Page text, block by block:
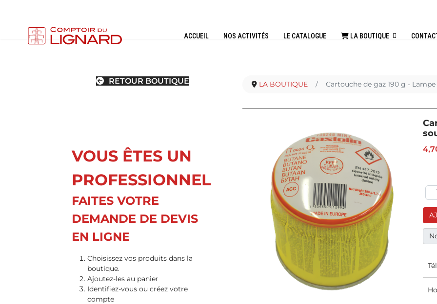
ACCUEIL NOS ACTIVITÉS LE CATALOGUE LA BOUTIQUE
RETOUR BOUTIQUE
VOUS ÊTES UN
PROFESSIONNEL
FAITES VOTRE
DEMANDE DE DEVIS
EN LIGNE
Choisissez vos produits dans la
boutique.
Ajoutez-les au panier
Identifiez-vous ou créez votre
compte
LA BOUTIQUE Cartouche de gaz 190 g -